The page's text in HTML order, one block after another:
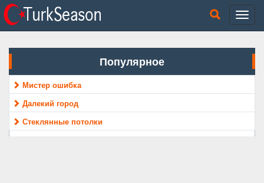
Популярное
Мистер ошибка
Далекий город
Стеклянные потолки